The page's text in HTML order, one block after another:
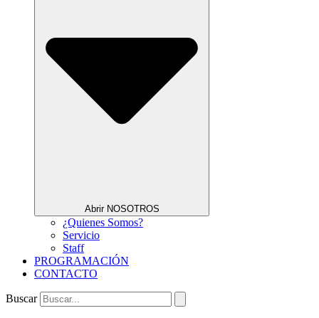
Abrir NOSOTROS
¿Quienes Somos?
Servicio
Staff
PROGRAMACIÓN
CONTACTO
Buscar